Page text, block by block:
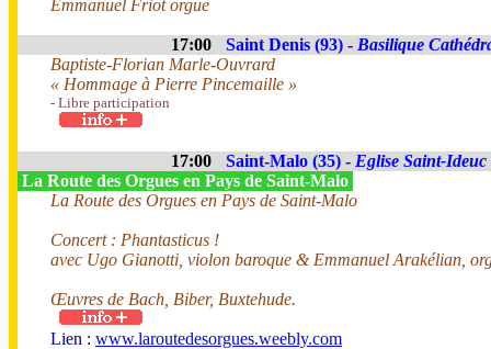
Emmanuel Friot orgue
17:00 Saint Denis (93) - Basilique
Baptiste-Florian Marle-Ouvrard
« Hommage à Pierre Pincemaille »
- Libre participation
17:00 Saint-Malo (35) - Eglise Saint-Ideuc
La Route des Orgues en Pays de Saint-Malo
La Route des Orgues en Pays de Saint-Malo
Concert : Phantasticus !
avec Ugo Gianotti, violon baroque & Emmanuel Arakélian,
Œuvres de Bach, Biber, Buxtehude.
Lien : www.laroutedesorgues.weebly.com